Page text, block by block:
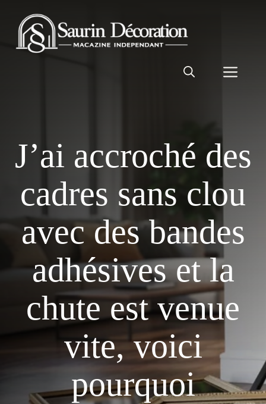
contenu
J’ai accroché des
cadres sans clou
avec des bandes
adhésives et la
chute est venue
vite, voici
pourquoi